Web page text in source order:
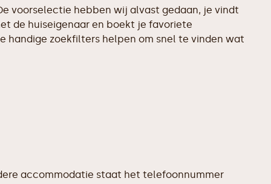
voorselectie hebben wij alvast gedaan, je vindt
de huiseigenaar en boekt je favoriete
handige zoekfilters helpen om snel te vinden wat
accommodatie staat het telefoonnummer